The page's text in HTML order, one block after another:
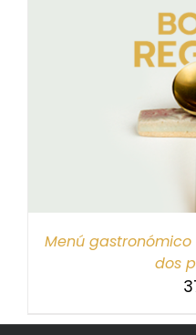
Menú gastronómico
dos